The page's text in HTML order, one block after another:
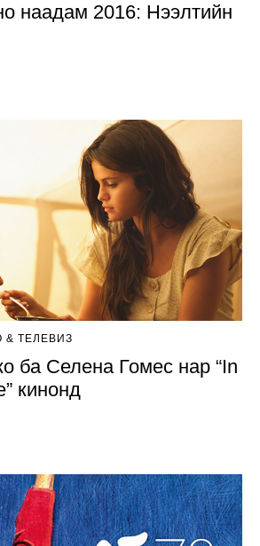
наадам 2016: Нээлтийн
& ТЕЛЕВИЗ
ба Селена Гомес нар “In
кинонд